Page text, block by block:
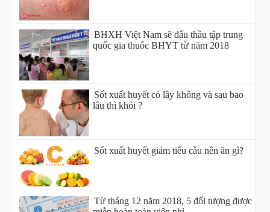
BHXH Việt Nam sẽ đấu thầu tập trung
quốc gia thuốc BHYT từ năm 2018
Sốt xuất huyết có lây không và sau bao
lâu thì khỏi ?
Sốt xuất huyết giảm tiểu cầu nên ăn gì?
Từ tháng 12 năm 2018, 5 đối tượng được